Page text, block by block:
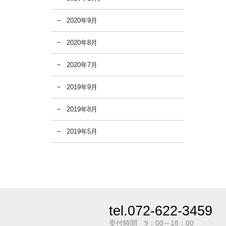
2020年9月
2020年8月
2020年7月
2019年9月
2019年8月
2019年5月
tel.072-622-3459
受付時間 9：00～18：00